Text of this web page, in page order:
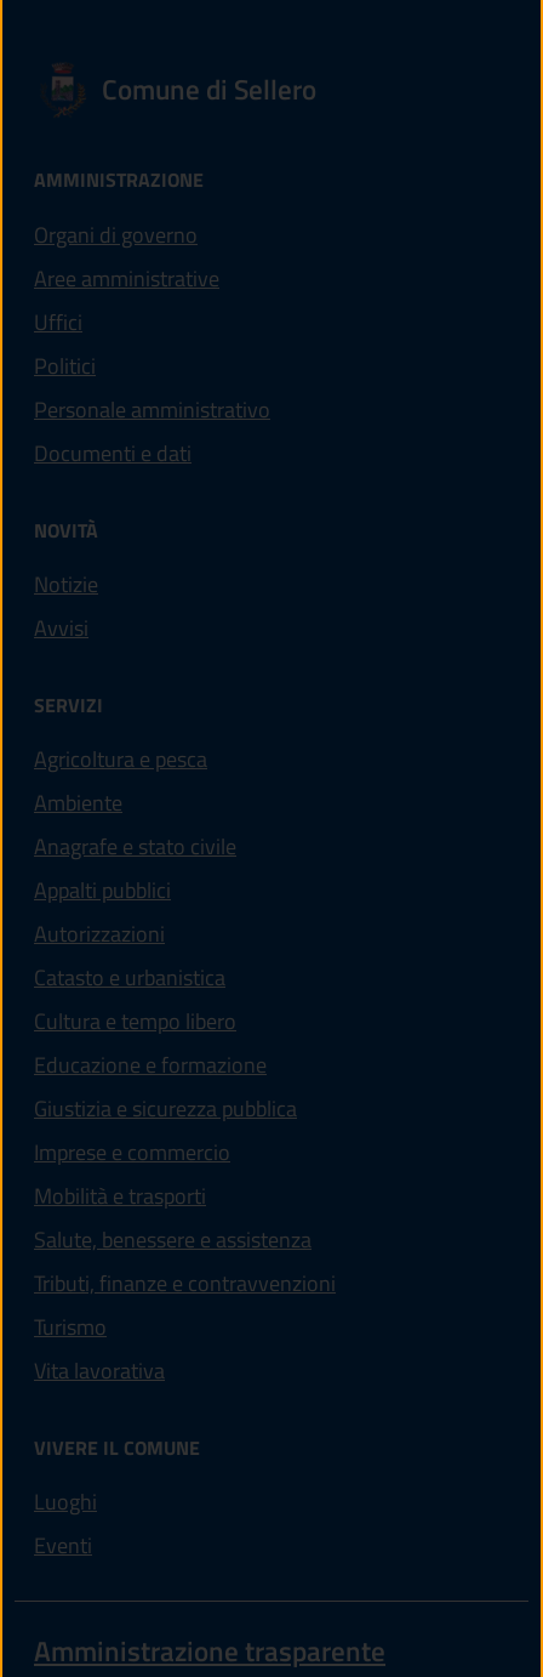
Comune di Sellero
AMMINISTRAZIONE
Organi di governo
Aree amministrative
Uffici
Politici
Personale amministrativo
Documenti e dati
NOVITÀ
Notizie
Avvisi
SERVIZI
Agricoltura e pesca
Ambiente
Anagrafe e stato civile
Appalti pubblici
Autorizzazioni
Catasto e urbanistica
Cultura e tempo libero
Educazione e formazione
Giustizia e sicurezza pubblica
Imprese e commercio
Mobilità e trasporti
Salute, benessere e assistenza
Tributi, finanze e contravvenzioni
Turismo
Vita lavorativa
VIVERE IL COMUNE
Luoghi
Eventi
Amministrazione trasparente